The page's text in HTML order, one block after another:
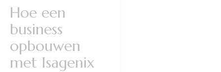
Hoe een
business
opbouwen
met Isagenix